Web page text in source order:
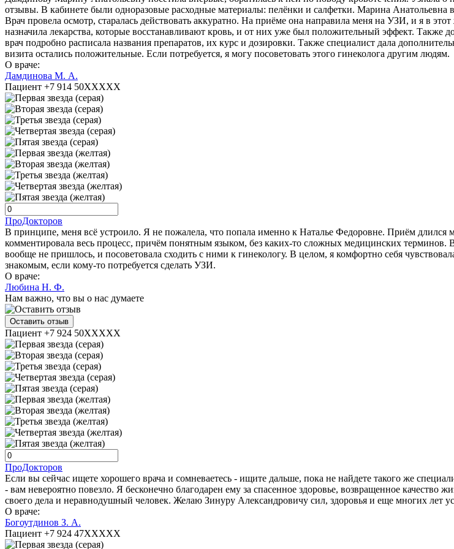
отзывы. В кабинете были одноразовые расходные материалы: пелёнки и салфетки. Марина Анатольевна
Врач провела осмотр, старалась действовать аккуратно. На приёме она направила меня на УЗИ, и я в
назначила лекарства, которые восстанавливают кровь, и от них уже был положительный эффект. Также
врач подробно расписала названия препаратов, их курс и дозировки. Также специалист дала
визита остались положительные. Если потребуется, я могу посоветовать этого гинеколога другим людям.
О враче:
Дамдинова М. А.
Пациент +7 914 50XXXXX
ПроДокторов
В принципе, меня всё устроило. Я не пожалела, что попала именно к Наталье Федоровне. Приём длился
комментировала весь процесс, причём понятным языком, без каких-то сложных медицинских
вообще не пришлось, и посоветовала сходить с ними к гинекологу. В целом, я комфортно себя
знакомым, если кому-то потребуется сделать УЗИ.
О враче:
Любина Н. Ф.
Нам важно, что вы о нас думаете
Оставить отзыв
Пациент +7 924 50XXXXX
ПроДокторов
Если вы сейчас ищете хорошего врача и сомневаетесь - ищите дальше, пока не найдете такого же
- вам невероятно повезло. Я бесконечно благодарен ему за спасенное здоровье, возвращенное
своего дела и неравнодушный человек. Желаю Зинуру Александровичу сил, здоровья и еще многих лет
О враче:
Богоутдинов З. А.
Пациент +7 924 47XXXXX